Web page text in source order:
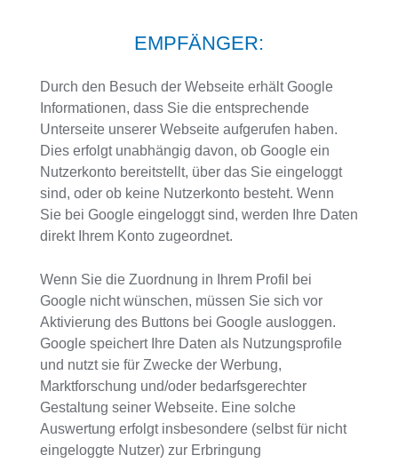
EMPFÄNGER:
Durch den Besuch der Webseite erhält Google
Informationen, dass Sie die entsprechende
Unterseite unserer Webseite aufgerufen haben.
Dies erfolgt unabhängig davon, ob Google ein
Nutzerkonto bereitstellt, über das Sie eingeloggt
sind, oder ob keine Nutzerkonto besteht. Wenn
Sie bei Google eingeloggt sind, werden Ihre Daten
direkt Ihrem Konto zugeordnet.
Wenn Sie die Zuordnung in Ihrem Profil bei
Google nicht wünschen, müssen Sie sich vor
Aktivierung des Buttons bei Google ausloggen.
Google speichert Ihre Daten als Nutzungsprofile
und nutzt sie für Zwecke der Werbung,
Marktforschung und/oder bedarfsgerechter
Gestaltung seiner Webseite. Eine solche
Auswertung erfolgt insbesondere (selbst für nicht
eingeloggte Nutzer) zur Erbringung